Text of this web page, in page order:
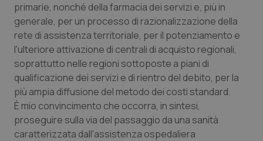
Oncologia & Nutrizione
Psoriasi & pelle
Quotidiano Cardiologia
Quotidiano Chirurgia
Quotidiano Oncologia
primarie, nonché della farmacia dei servizi e, più in
generale, per un processo di razionalizzazione della
rete di assistenza territoriale, per il potenziamento e
l'ulteriore attivazione di centrali di acquisto regionali,
soprattutto nelle regioni sottoposte a piani di
qualificazione dei servizi e di rientro del debito, per la
più ampia diffusione del metodo dei costi standard.
È mio convincimento che occorra, in sintesi,
proseguire sulla via del passaggio da una sanità
caratterizzata dall'assistenza ospedaliera